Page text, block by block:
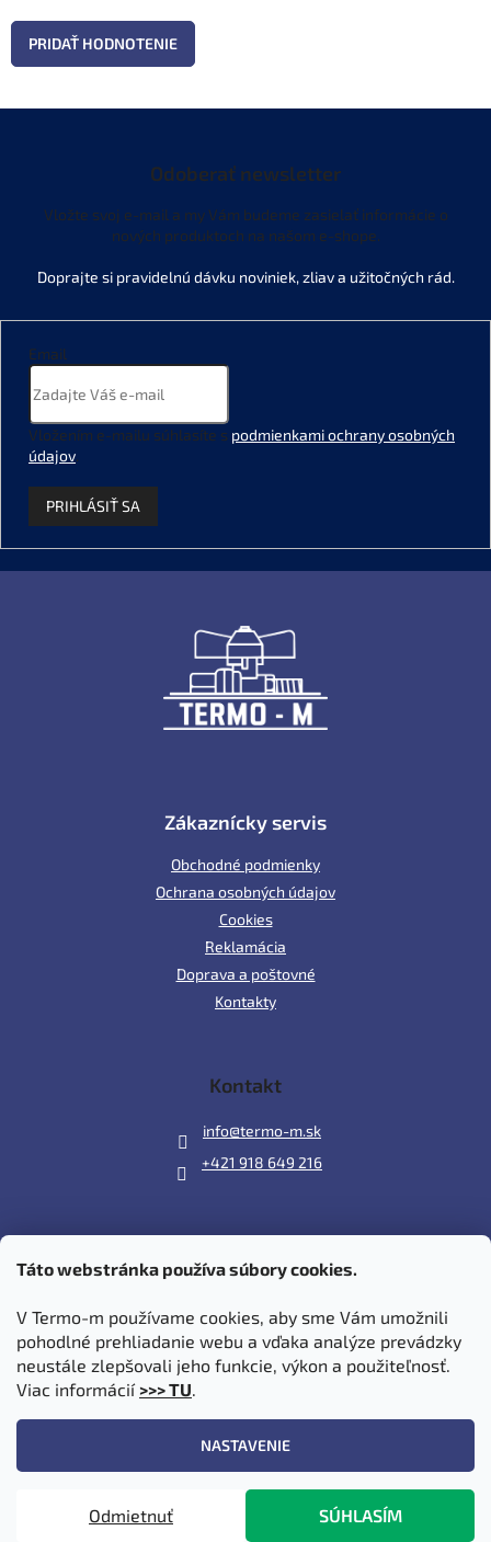
Táto webstránka používa súbory cookies.
V Termo-m používame cookies, aby sme Vám umožnili
pohodlné prehliadanie webu a vďaka analýze prevádzky
neustále zlepšovali jeho funkcie, výkon a použiteľnosť.
Viac informácií >>> TU.
NASTAVENIE
Odmietnuť SÚHLASÍM
PRIDAŤ HODNOTENIE
Odoberať newsletter
Vložte svoj e-mail a my Vám budeme zasielať informácie o
nových produktoch na našom e-shope.
Email
Vložením e-mailu súhlasíte s podmienkami ochrany osobných
údajov.
PRIHLÁSIŤ SA
Zákaznícky servis
Obchodné podmienky
Ochrana osobných údajov
Cookies
Reklamácia
Doprava a poštovné
Kontakty
Kontakt
info@termo-m.sk
+421 918 649 216
Prijímame online platby
. Všetky práva vyhradené.